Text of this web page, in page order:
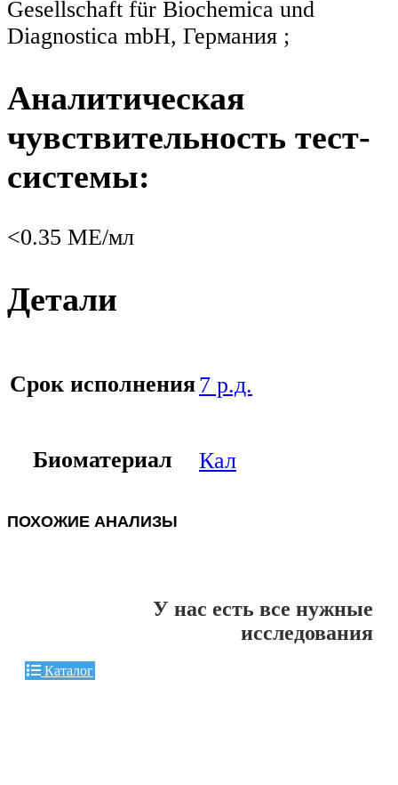
Gesellschaft für Biochemica und
Diagnostica mbH, Германия ;
Аналитическая
чувствительность тест-
системы:
<0.35 МЕ/мл
Детали
Срок исполнения7 р.д.
Биоматериал Кал
ПОХОЖИЕ АНАЛИЗЫ
У нас есть все нужные
исследования
Каталог